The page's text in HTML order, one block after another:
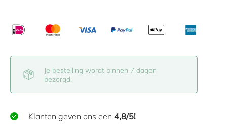
Je bestelling wordt binnen 7 dagen
bezorgd.
Klanten geven ons een 4,8/5!